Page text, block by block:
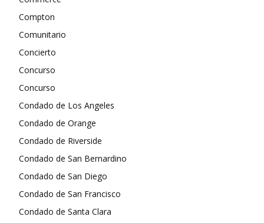
Compton
Comunitario
Concierto
Concurso
Concurso
Condado de Los Angeles
Condado de Orange
Condado de Riverside
Condado de San Bernardino
Condado de San Diego
Condado de San Francisco
Condado de Santa Clara